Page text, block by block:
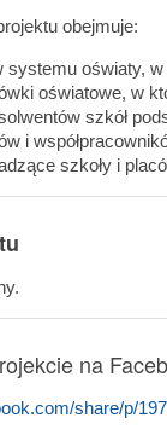
obejmuje:
oświaty, w
oświatowe, w
szkół
i
szkoły i
na
share/p/